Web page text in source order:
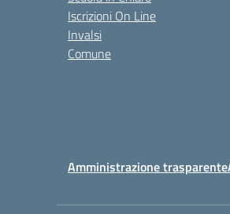
Iscrizioni On Line
Invalsi
Comune
Amministrazione trasparente